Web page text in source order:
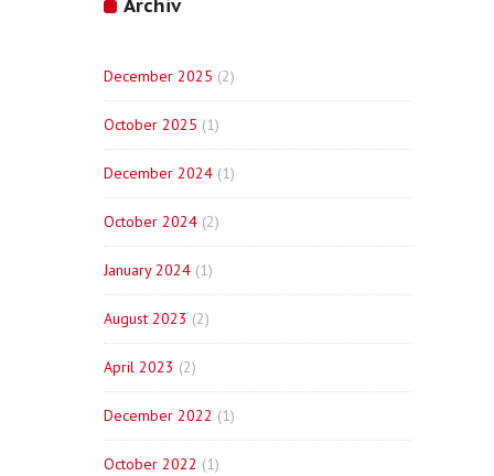
Archiv
December 2025 (2)
October 2025 (1)
December 2024 (1)
October 2024 (2)
January 2024 (1)
August 2023 (2)
April 2023 (2)
December 2022 (1)
October 2022 (1)